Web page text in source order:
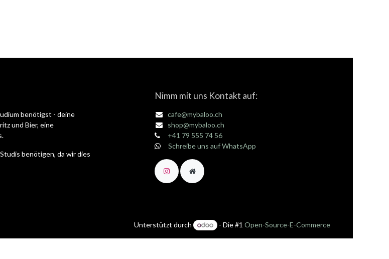
benötigst - deine
und Bier, eine
benötigen, da wir dies
Nimm mit uns Kontakt auf:
cafe@mybaloo.ch
shop@mybaloo.ch
+41 79 555 74 56
Schreibe uns auf WhatsApp
Unterstützt durch - Die #1 Open-Source-E-Commerce